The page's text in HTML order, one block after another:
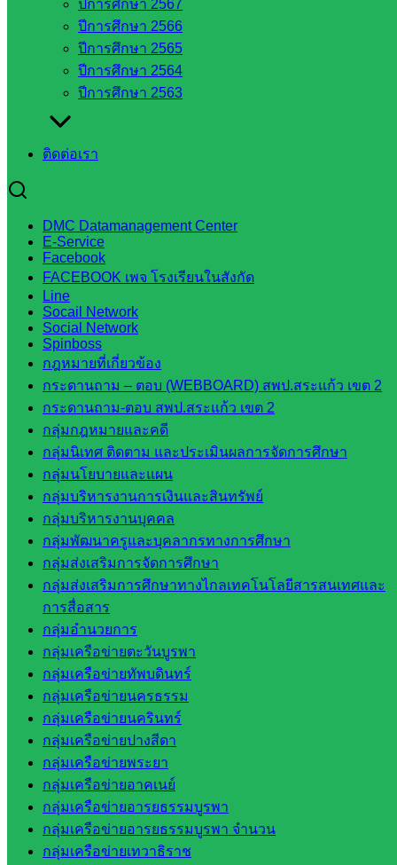
ปีการศึกษา 2567
ปีการศึกษา 2566
ปีการศึกษา 2565
ปีการศึกษา 2564
ปีการศึกษา 2563
ติดต่อเรา
DMC Datamanagement Center
E-Service
Facebook
FACEBOOK เพจ โรงเรียนในสังกัด
Line
Socail Network
Social Network
Spinboss
กฎหมายที่เกี่ยวข้อง
กระดานถาม – ตอบ (WEBBOARD) สพป.สระแก้ว เขต 2
กระดานถาม-ตอบ สพป.สระแก้ว เขต 2
กลุ่มกฎหมายและคดี
กลุ่มนิเทศ ติดตาม และประเมินผลการจัดการศึกษา
กลุ่มนโยบายและแผน
กลุ่มบริหารงานการเงินและสินทรัพย์
กลุ่มบริหารงานบุคคล
กลุ่มพัฒนาครูและบุคลากรทางการศึกษา
กลุ่มส่งเสริมการจัดการศึกษา
กลุ่มส่งเสริมการศึกษาทางไกลเทคโนโลยีสารสนเทศและ
การสื่อสาร
กลุ่มอำนวยการ
กลุ่มเครือข่ายตะวันบูรพา
กลุ่มเครือข่ายทัพบดินทร์
กลุ่มเครือข่ายนครธรรม
กลุ่มเครือข่ายนครินทร์
กลุ่มเครือข่ายปางสีดา
กลุ่มเครือข่ายพระยา
กลุ่มเครือข่ายอาคเนย์
กลุ่มเครือข่ายอารยธรรมบูรพา
กลุ่มเครือข่ายอารยธรรมบูรพา จำนวน
กลุ่มเครือข่ายเทวาธิราช
สพป.สระแก้ว
เขต 2
วิทยาลัย
เทคนิค
สระแก้ว
วิทยาลัย
เทคนิค
เว็บไซต์
กลุ่มงาน
ใน
สำนักงาน
กลุ่
มอำนวย
การ
กลุ่ม
บริหาร
งานงาน
เงินและ
สินทรัพย์
กลุ่มน
โยบาย
และแผน
กลุ่มส่ง
เสริมการ
จัดการ
ศึกษา
กลุ่ม
บริหาร
งาน
บุคคล
กลุ่ม
พัฒนาครู
และบุ